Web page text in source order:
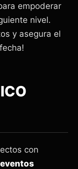
empoderar
nivel.
y asegura el
con